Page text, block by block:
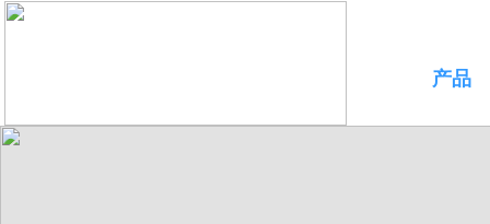
产品